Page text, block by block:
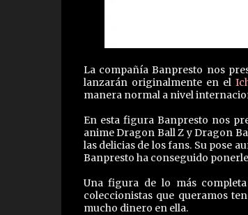
La compañía Banpresto nos
lanzarán originalmente en el
manera normal a nivel
En esta figura Banpresto nos
anime Dragon Ball Z y Dragon
las delicias de los fans. Su pose
Banpresto ha conseguido
Una figura de lo más
coleccionistas que queramos
mucho dinero en ella.